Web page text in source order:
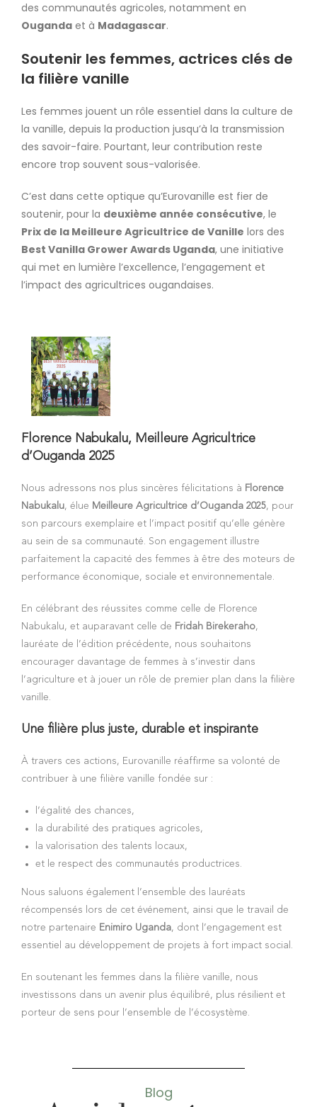
des communautés agricoles, notamment en
Ouganda et à Madagascar.
Soutenir les femmes, actrices clés de
la filière vanille
Les femmes jouent un rôle essentiel dans la culture de
la vanille, depuis la production jusqu’à la transmission
des savoir-faire. Pourtant, leur contribution reste
encore trop souvent sous-valorisée.
C’est dans cette optique qu’Eurovanille est fier de
soutenir, pour la deuxième année consécutive, le
Prix de la Meilleure Agricultrice de Vanille lors des
Best Vanilla Grower Awards Uganda, une initiative
qui met en lumière l’excellence, l’engagement et
l’impact des agricultrices ougandaises.
Florence Nabukalu, Meilleure Agricultrice
d’Ouganda 2025
Nous adressons nos plus sincères félicitations à Florence
Nabukalu, élue Meilleure Agricultrice d’Ouganda 2025, pour
son parcours exemplaire et l’impact positif qu’elle génère
au sein de sa communauté. Son engagement illustre
parfaitement la capacité des femmes à être des moteurs de
performance économique, sociale et environnementale.
En célébrant des réussites comme celle de Florence
Nabukalu, et auparavant celle de Fridah Birekeraho,
lauréate de l’édition précédente, nous souhaitons
encourager davantage de femmes à s’investir dans
l’agriculture et à jouer un rôle de premier plan dans la filière
vanille.
Une filière plus juste, durable et inspirante
À travers ces actions, Eurovanille réaffirme sa volonté de
contribuer à une filière vanille fondée sur :
l’égalité des chances,
la durabilité des pratiques agricoles,
la valorisation des talents locaux,
et le respect des communautés productrices.
Nous saluons également l’ensemble des lauréats
récompensés lors de cet événement, ainsi que le travail de
notre partenaire Enimiro Uganda, dont l’engagement est
essentiel au développement de projets à fort impact social.
En soutenant les femmes dans la filière vanille, nous
investissons dans un avenir plus équilibré, plus résilient et
porteur de sens pour l’ensemble de l’écosystème.
Blog